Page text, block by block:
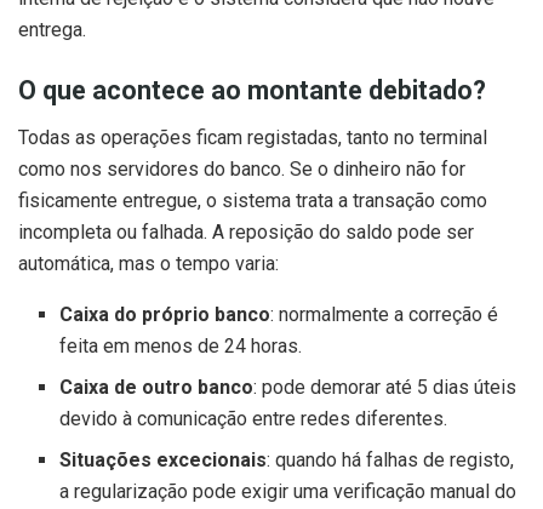
entrega.
O que acontece ao montante debitado?
Todas as operações ficam registadas, tanto no terminal
como nos servidores do banco. Se o dinheiro não for
fisicamente entregue, o sistema trata a transação como
incompleta ou falhada. A reposição do saldo pode ser
automática, mas o tempo varia:
Caixa do próprio banco: normalmente a correção é
feita em menos de 24 horas.
Caixa de outro banco: pode demorar até 5 dias úteis
devido à comunicação entre redes diferentes.
Situações excecionais: quando há falhas de registo,
a regularização pode exigir uma verificação manual do